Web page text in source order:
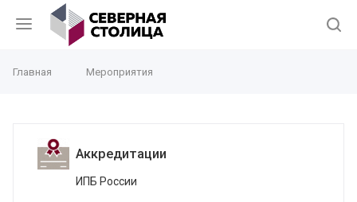
Главная Мероприятия
Аккредитации
ИПБ России